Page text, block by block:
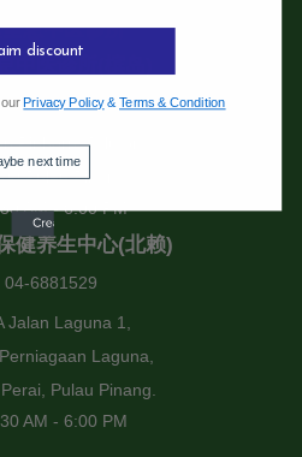
息中医诊所
04-2832108
Pinhorn, Jelutong,
Pulau Pinang.
AM - 6:00 PM
健养生中心(北赖)
04-6881529
Jalan Laguna 1,
Laguna,
Pulau Pinang.
AM - 6:00 PM
discount
Privacy Policy&Terms & Condition
next time